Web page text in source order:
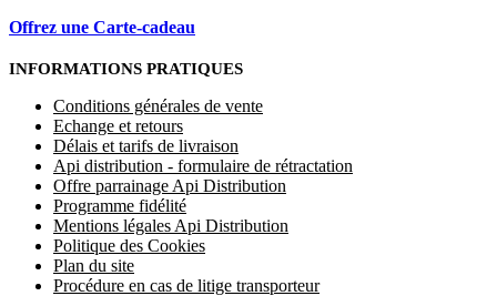
Offrez une Carte-cadeau
INFORMATIONS PRATIQUES
Conditions générales de vente
Echange et retours
Délais et tarifs de livraison
Api distribution - formulaire de rétractation
Offre parrainage Api Distribution
Programme fidélité
Mentions légales Api Distribution
Politique des Cookies
Plan du site
Procédure en cas de litige transporteur